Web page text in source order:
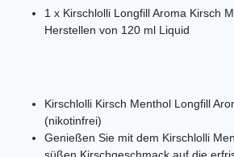
1 x Kirschlolli Longfill Aroma Kirsch
Herstellen von 120 ml Liquid
Kirschlolli Kirsch Menthol Longfill
(nikotinfrei)
Genießen Sie mit dem Kirschlolli
süßen Kirschgeschmack auf die